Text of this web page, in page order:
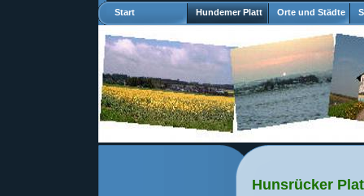
Start Hundemer Platt Orte und Städte
Hunsrücker